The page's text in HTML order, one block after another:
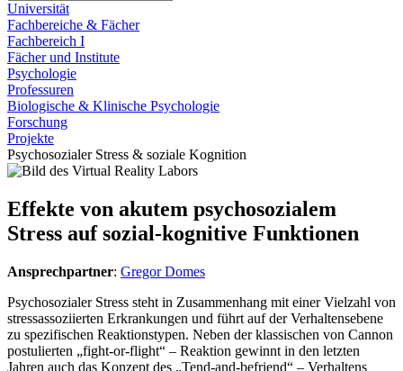
Universität
Fachbereiche & Fächer
Fachbereich I
Fächer und Institute
Psychologie
Professuren
Biologische & Klinische Psychologie
Forschung
Projekte
Psychosozialer Stress & soziale Kognition
Effekte von akutem psychosozialem
Stress auf sozial-kognitive Funktionen
Ansprechpartner: Gregor Domes
Psychosozialer Stress steht in Zusammenhang mit einer Vielzahl von
stressassoziierten Erkrankungen und führt auf der Verhaltensebene
zu spezifischen Reaktionstypen. Neben der klassischen von Cannon
postulierten „fight-or-flight“ – Reaktion gewinnt in den letzten
Jahren auch das Konzept des „Tend-and-befriend“ – Verhaltens